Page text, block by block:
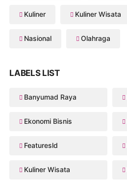
Kuliner Kuliner Wisata
Nasional Olahraga
LABELS LIST
Banyumad Raya
Ekonomi Bisnis
Featuresld
Kuliner Wisata